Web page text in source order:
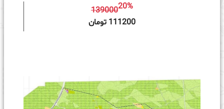
13900020%
111200 تومان